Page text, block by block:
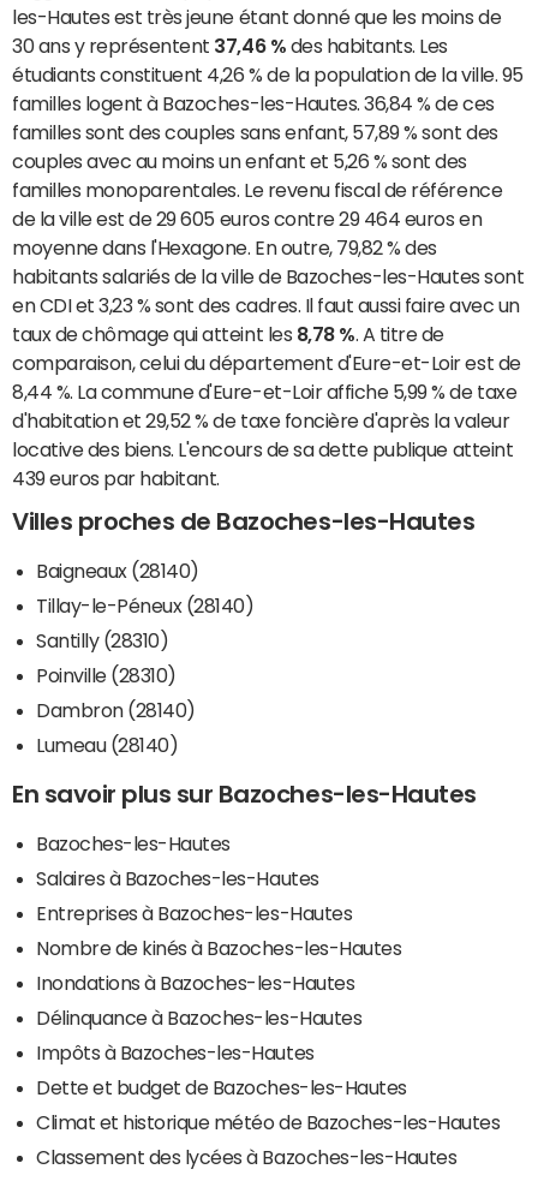
les-Hautes est très jeune étant donné que les moins de
30 ans y représentent 37,46 % des habitants. Les
étudiants constituent 4,26 % de la population de la ville. 95
familles logent à Bazoches-les-Hautes. 36,84 % de ces
familles sont des couples sans enfant, 57,89 % sont des
couples avec au moins un enfant et 5,26 % sont des
familles monoparentales. Le revenu fiscal de référence
de la ville est de 29 605 euros contre 29 464 euros en
moyenne dans l'Hexagone. En outre, 79,82 % des
habitants salariés de la ville de Bazoches-les-Hautes sont
en CDI et 3,23 % sont des cadres. Il faut aussi faire avec un
taux de chômage qui atteint les 8,78 % . A titre de
comparaison, celui du département d'Eure-et-Loir est de
8,44 %. La commune d'Eure-et-Loir affiche 5,99 % de taxe
d'habitation et 29,52 % de taxe foncière d'après la valeur
locative des biens. L'encours de sa dette publique atteint
439 euros par habitant.
Villes proches de Bazoches-les-Hautes
Baigneaux (28140)
Tillay-le-Péneux (28140)
Santilly (28310)
Poinville (28310)
Dambron (28140)
Lumeau (28140)
En savoir plus sur Bazoches-les-Hautes
Bazoches-les-Hautes
Salaires à Bazoches-les-Hautes
Entreprises à Bazoches-les-Hautes
Nombre de kinés à Bazoches-les-Hautes
Inondations à Bazoches-les-Hautes
Délinquance à Bazoches-les-Hautes
Impôts à Bazoches-les-Hautes
Dette et budget de Bazoches-les-Hautes
Climat et historique météo de Bazoches-les-Hautes
Classement des lycées à Bazoches-les-Hautes